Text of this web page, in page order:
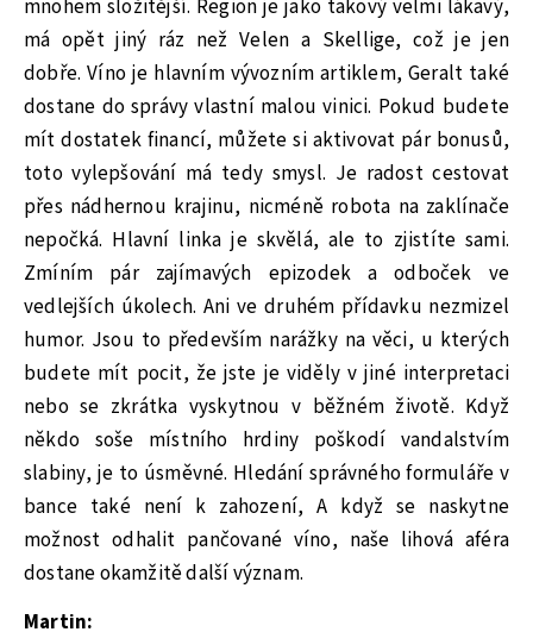
mnohem složitější. Region je jako takový velmi lákavý,
má opět jiný ráz než Velen a Skellige, což je jen
dobře. Víno je hlavním vývozním artiklem, Geralt také
dostane do správy vlastní malou vinici. Pokud budete
mít dostatek financí, můžete si aktivovat pár bonusů,
toto vylepšování má tedy smysl. Je radost cestovat
přes nádhernou krajinu, nicméně robota na zaklínače
nepočká. Hlavní linka je skvělá, ale to zjistíte sami.
Zmíním pár zajímavých epizodek a odboček ve
vedlejších úkolech. Ani ve druhém přídavku nezmizel
humor. Jsou to především narážky na věci, u kterých
budete mít pocit, že jste je viděly v jiné interpretaci
nebo se zkrátka vyskytnou v běžném životě. Když
někdo soše místního hrdiny poškodí vandalstvím
slabiny, je to úsměvné. Hledání správného formuláře v
bance také není k zahození, A když se naskytne
možnost odhalit pančované víno, naše lihová aféra
dostane okamžitě další význam.
Martin: